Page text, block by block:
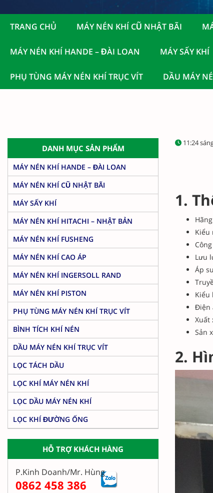
TRANG CHỦ MÁY NÉN KHÍ CŨ NHẬT BÃI
MÁY NÉN KHÍ HANDE – ĐÀI LOAN MÁY SẤY KHÍ
PHỤ TÙNG MÁY NÉN KHÍ TRỤC VÍT DẦU MÁY
11:24
1.
Kiểu
Lưu
Áp
Kiểu
Điện
Xuất
Sản
2.
DANH MỤC SẢN PHẨM
MÁY NÉN KHÍ HANDE – ĐÀI LOAN
MÁY NÉN KHÍ CŨ NHẬT BÃI
MÁY SẤY KHÍ
MÁY NÉN KHÍ HITACHI – NHẬT BẢN
MÁY NÉN KHÍ FUSHENG
MÁY NÉN KHÍ CAO ÁP
MÁY NÉN KHÍ INGERSOLL RAND
MÁY NÉN KHÍ PISTON
PHỤ TÙNG MÁY NÉN KHÍ TRỤC VÍT
BÌNH TÍCH KHÍ NÉN
DẦU MÁY NÉN KHÍ TRỤC VÍT
LỌC TÁCH DẦU
LỌC KHÍ MÁY NÉN KHÍ
LỌC DẦU MÁY NÉN KHÍ
LỌC KHÍ ĐƯỜNG ỐNG
HỖ TRỢ KHÁCH HÀNG
P.Kinh Doanh/Mr. Hùng
0862 458 386